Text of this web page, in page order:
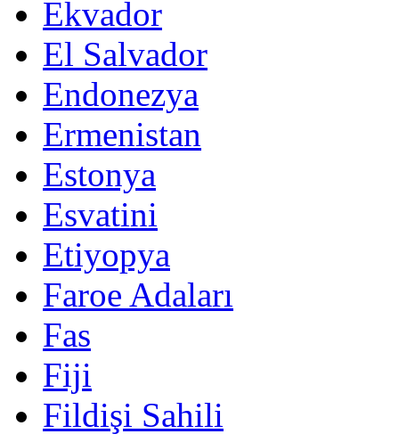
Ekvador
El Salvador
Endonezya
Ermenistan
Estonya
Esvatini
Etiyopya
Faroe Adaları
Fas
Fiji
Fildişi Sahili